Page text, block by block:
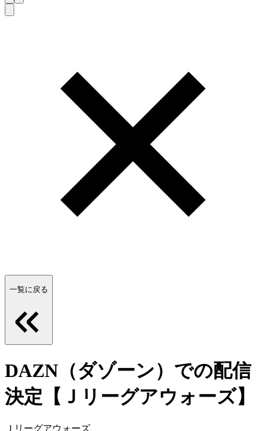
一覧に戻る
DAZN（ダゾーン）での配信
決定【Ｊリーグアウォーズ】
Ｊリーグアウォーズ